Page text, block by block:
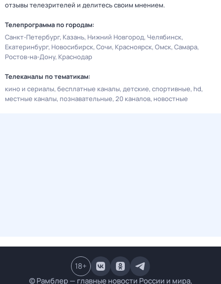
отзывы телезрителей и делитесь своим мнением.
Телепрограмма по городам:
Санкт-Петербург Казань Нижний Новгород Челябинск
Екатеринбург Новосибирск Сочи Красноярск Омск Самара
Ростов-на-Дону Краснодар
Телеканалы по тематикам:
кино и сериалы бесплатные каналы детские спортивные hd
местные каналы познавательные 20 каналов новостные
© Рамблер — главные новости России и мира,
18+